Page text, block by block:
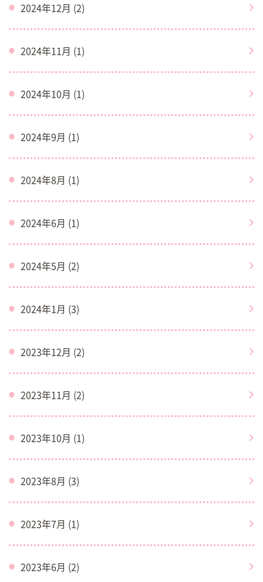
2024年12月 (2)
2024年11月 (1)
2024年10月 (1)
2024年9月 (1)
2024年8月 (1)
2024年6月 (1)
2024年5月 (2)
2024年1月 (3)
2023年12月 (2)
2023年11月 (2)
2023年10月 (1)
2023年8月 (3)
2023年7月 (1)
2023年6月 (2)